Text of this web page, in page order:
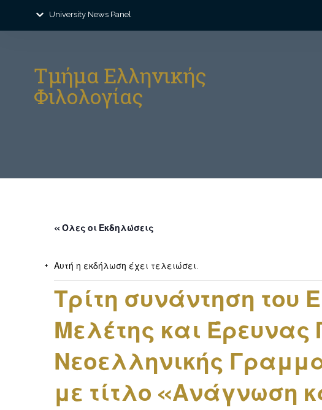
University News Panel
Τμήμα Ελληνικής
Φιλολογίας
« Όλες οι Εκδηλώσεις
Αυτή η εκδήλωση έχει τελειώσει.
Τρίτη συνάντηση του
Μελέτης και Έρευνας
Νεοελληνικής
με τίτλο «Ανάγνωση